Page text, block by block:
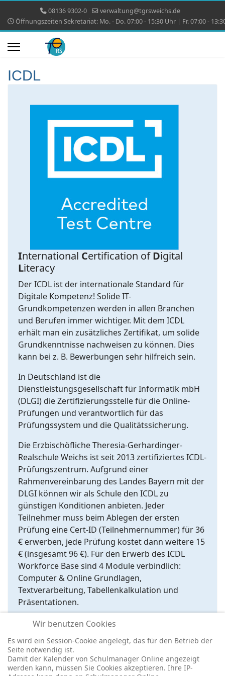
08136 9302-0
verwaltung@tgrsweichs.de
Öffnungszeiten Sekretariat: Mo. - Do. 07:00 - 15:30 Uhr | Fr. 07:00 -
ICDL
International Certification ofDigital
Literacy
Der ICDL ist der internationale Standard für
Digitale Kompetenz! Solide IT-
Grundkompetenzen werden in allen Branchen
und Berufen immer wichtiger. Mit dem ICDL
erhält man ein zusätzliches Zertifikat, um solide
Grundkenntnisse nachweisen zu können. Dies
kann bei z. B. Bewerbungen sehr hilfreich sein.
In Deutschland ist die
Dienstleistungsgesellschaft für Informatik mbH
(DLGI) die Zertifizierungsstelle für die Online-
Prüfungen und verantwortlich für das
Prüfungssystem und die Qualitätssicherung.
Die Erzbischöfliche Theresia-Gerhardinger-
Realschule Weichs ist seit 2013 zertifiziertes ICDL-
Prüfungszentrum. Aufgrund einer
Rahmenvereinbarung des Landes Bayern mit der
DLGI können wir als Schule den ICDL zu
günstigen Konditionen anbieten. Jeder
Teilnehmer muss beim Ablegen der ersten
Prüfung eine Cert-ID (Teilnehmernummer) für 36
€ erwerben, jede Prüfung kostet dann weitere 15
€ (insgesamt 96 €). Für den Erwerb des ICDL
Workforce Base sind 4 Module verbindlich:
Computer & Online Grundlagen,
Textverarbeitung, Tabellenkalkulation und
Präsentationen.
Weitere Informationen finden Sie
Wir benutzen Cookies
Es wird ein Session-Cookie angelegt, das für den Betrieb der
Seite notwendig ist.
Damit der Kalender von Schulmanager Online angezeigt
werden kann, müssen Sie Cookies akzeptieren. Ihre IP-